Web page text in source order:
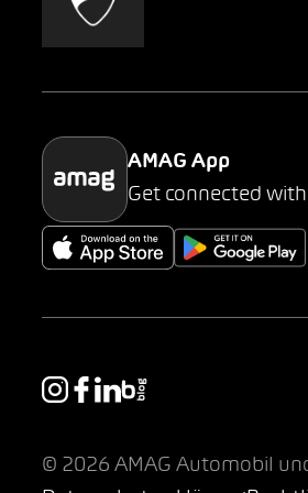
Parking
AMAG App
Get connected with
© 2026 AMAG Automobil